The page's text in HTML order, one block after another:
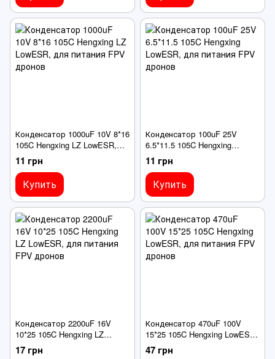
Конденсатор 1000uF 10V 8*16
105C Hengxing LZ LowESR,
для питания FPV дронов
11 грн
Купить
Конденсатор 100uF 25V
6.5*11.5 105C Hengxing
LowESR, для питания FPV
дронов
11 грн
Купить
Конденсатор 2200uF 16V
10*25 105C Hengxing LZ
LowESR, для питания FPV
дронов
17 грн
Конденсатор 470uF 100V
15*25 105C Hengxing LowESR,
для питания FPV дронов
47 грн